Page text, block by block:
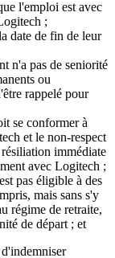
l'emploi est avec
;
date de fin de leur
n'a pas de seniorité
ou
rappelé pour
se conformer à
et le non-respect
immédiate
avec Logitech ;
pas éligible à des
mais sans s'y
régime de retraite,
de départ ; et